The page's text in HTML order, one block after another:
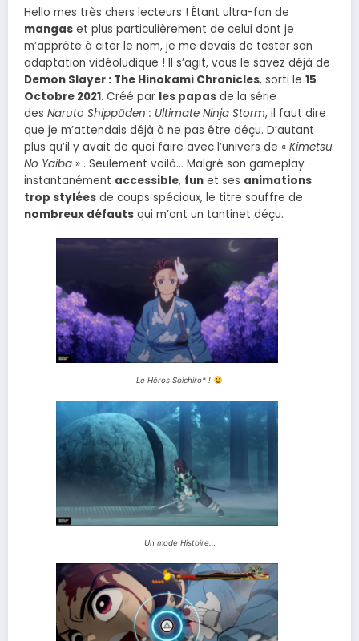
Hello mes très chers lecteurs ! Étant ultra-fan de
mangas et plus particulièrement de celui dont je
m’apprête à citer le nom, je me devais de tester son
adaptation vidéoludique ! Il s’agit, vous le savez déjà de
Demon Slayer : The Hinokami Chronicles, sorti le 15
Octobre 2021. Créé par les papas de la série
des Naruto Shippūden : Ultimate Ninja Storm, il faut dire
que je m’attendais déjà à ne pas être déçu. D’autant
plus qu’il y avait de quoi faire avec l’univers de « Kimetsu
No Yaiba » . Seulement voilà… Malgré son gameplay
instantanément accessible, fun et ses animations
trop stylées de coups spéciaux, le titre souffre de
nombreux défauts qui m’ont un tantinet déçu.
Le Héros Soichiro* !
Un mode Histoire…